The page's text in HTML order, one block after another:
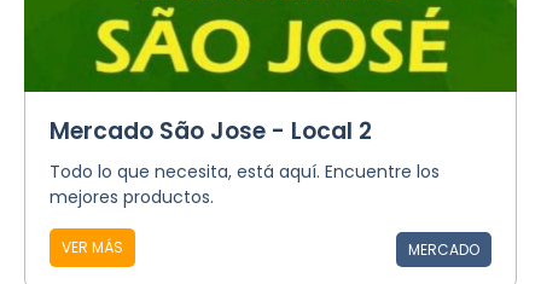
Mercado São Jose - Local 2
Todo lo que necesita, está aquí. Encuentre los
mejores productos.
VER MÁS MERCADO